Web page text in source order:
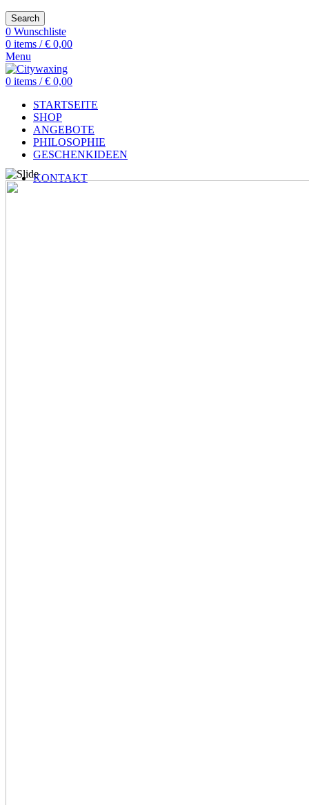
Search
0 Wunschliste
0 items / € 0,00
Menu
0 items / € 0,00
STARTSEITE
SHOP
ANGEBOTE
PHILOSOPHIE
GESCHENKIDEEN
KONTAKT